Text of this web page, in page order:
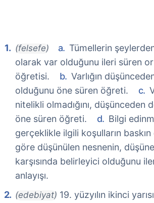
(felsefe)
Tümellerin
olarak var olduğunu ileri süren
öğretisi.
Varlığın
olduğunu öne süren öğreti.
nitelikli olmadığını, düşünceden
öne süren öğreti.
Bilgi
gerçeklikle ilgili koşulların
göre düşünülen nesnenin,
karşısında belirleyici olduğunu
anlayışı.
(edebiyat) 19. yüzyılın ikinci